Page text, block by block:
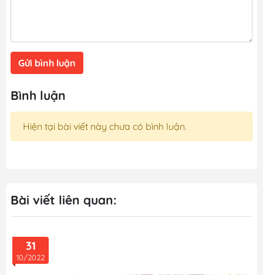
Gửi bình luận
Bình luận
Hiện tại bài viết này chưa có bình luận.
Bài viết liên quan:
31
10/2022